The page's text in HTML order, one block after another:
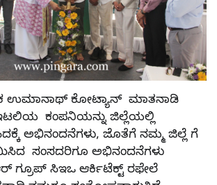
ಉಮಾನಾಥ್ ಕೋಟ್ಯಾನ್ ಮಾತನಾಡಿ
ಕಂಪನಿಯನ್ನು ಜಿಲ್ಲೆಯಲ್ಲಿ
ಅಭಿನಂದನೆಗಳು, ಜೊತೆಗೆ ನಮ್ಮ ಜಿಲ್ಲೆ ಗೆ
ಸಂಸದರಿಗೂ ಅಭಿನಂದನೆಗಳು
ಗ್ರೂಪ್ ಸಿಇಒ ಆರ್ಕಿಟೆಕ್ಟ್ ರಫೇಲೆ